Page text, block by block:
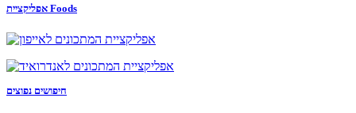
אפליקציית Foods
חיפושים נפוצים